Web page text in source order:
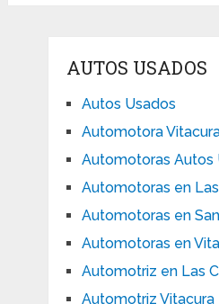
AUTOS USADOS
Autos Usados
Automotora
Automotoras Autos
Automotoras en
Automotoras en
Automotoras en
Automotriz en Las
Automotriz Vitacura